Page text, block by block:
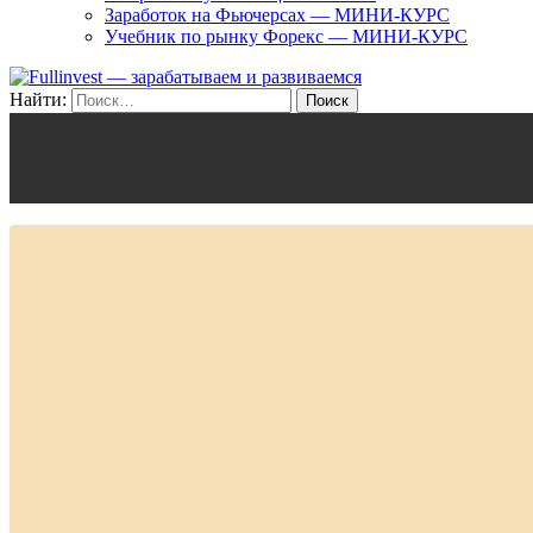
Заработок на Фьючерсах — МИНИ-КУРС
Учебник по рынку Форекс — МИНИ-КУРС
Найти: